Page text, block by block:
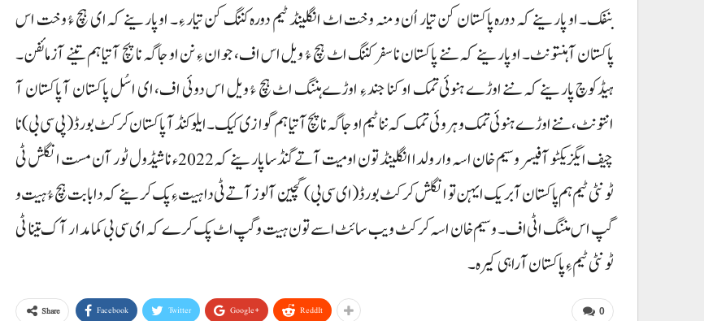
بنفک۔ او پارینے کہ دورہ پاکستان کن تیار اُن و منہ وخت اٹ انگلینڈ ٹیم دورہ کننگ کن تیار ءِ۔ او پارینے کہ ای ہچ ءُ وخت اس
پاکستان آ ہنتونٹ۔ او پارینے کہ ننے پاکستان نا سفر کننگ اٹ ہچ ءُ ویل اس اف، جوان ءِ نن او جاگہ نا پچ آتیا ہم تینے آزمائفن۔
ہیڈکوچ پارینے کہ ننے اوڑے ہنوئی تمک او کنا جند ءِ اوڑے ہننگ اٹ ہچ ءُ ویل اس دوئی اف، ای اسُل پاکستان آ پاکستان آ
انتونٹ، ننے اوڑے ہنوئی تمک و ہروئی تمک کہ ننا ٹیم او جاگہ نا پچ آتیا ہم گوازی کیک۔ ایلو کنڈآ پاکستان کرکٹ بورڈ (پی سی بی) نا
چیف ایگزیکٹو آفیسر وسیم خان اسہ وار ولدا انگلینڈ تون اومیت آتے گنڈسا پارینے کہ 2022ء نا شیڈول ٹور آن مست انگلش ٹی
ٹونٹی ٹیم ہم پاکستان آ بریک ایہن تو انگلش کرکٹ بورڈ (ای سی بی) گچین آ لوز آتے ٹی دا ہیت ءِ پک کرینے کہ دا بابت ہچ ءُ ہیت و
گپ اس مننگ اٹی اف۔ وسیم خان اسہ کرکٹ ویب سائٹ اسے تون ہیت وگپ اٹ پک کرے کہ ای سی بی کمامدار آک تینا ٹی
ٹونٹی ٹیم ءِ پاکستان آ راہی کیرہ۔
0
Share Facebook Twitter Google+ ReddIt